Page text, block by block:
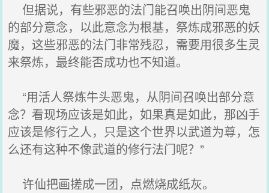
但据说，有些邪恶的法门能召唤出阴间恶鬼
的部分意念，以此意念为根基，祭炼成邪恶的妖
魔，这些邪恶的法门非常残忍，需要用很多生灵
来祭炼，最终能否成功也不知道。
“用活人祭炼牛头恶鬼，从阴间召唤出部分意
念？看现场应该是如此，如果真是如此，那凶手
应该是修行之人，只是这个世界以武道为尊，怎
么还有这种不像武道的修行法门呢？”
许仙把画搓成一团，点燃烧成纸灰。